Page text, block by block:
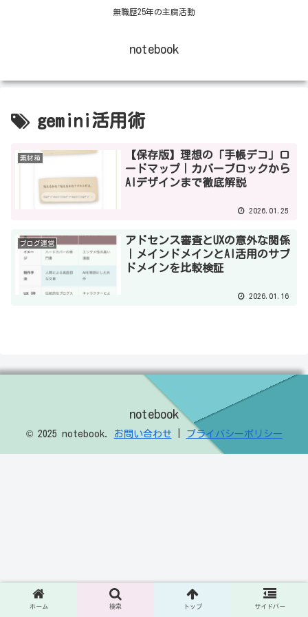
無職歴25年の主腐活動
notebook
gemini活用術
素材箱
【保存版】理想の「手帳デコ」ロ
ードマップ｜カバーブロックから
AIデザインまで徹底解説
2026.01.25
ブログ運営
アドセンス審査とUXの意外な関係
｜メインドメインとAI活用のサブ
ドメインを比較検証
2026.01.16
notebook
© 2025 notebook. お問い合わせ プライバシーポリシー
ホーム 検索 トップ サイドバー